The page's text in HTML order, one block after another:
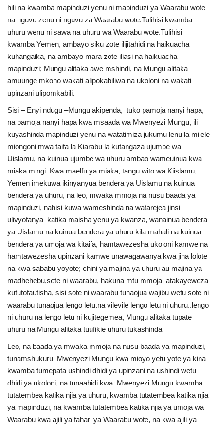
hili na kwamba mapinduzi yenu ni mapinduzi ya Waarabu wote
na nguvu zenu ni nguvu za Waarabu wote.Tulihisi kwamba
uhuru wenu ni sawa na uhuru wa Waarabu wote.Tulihisi
kwamba Yemen, ambayo siku zote ilijitahidi na haikuacha
kuhangaika, na ambayo mara zote iliasi na haikuacha
mapinduzi; Mungu alitaka awe mshindi, na Mungu alitaka
amuunge mkono wakati alipokabiliwa na ukoloni na wakati
upinzani ulipomkabili.
Sisi – Enyi ndugu –Mungu akipenda, tuko pamoja nanyi hapa,
na pamoja nanyi hapa kwa msaada wa Mwenyezi Mungu, ili
kuyashinda mapinduzi yenu na watatimiza jukumu lenu la milele
miongoni mwa taifa la Kiarabu la kutangaza ujumbe wa
Uislamu, na kuinua ujumbe wa uhuru ambao wameuinua kwa
miaka mingi. Kwa maelfu ya miaka, tangu wito wa Kiislamu,
Yemen imekuwa ikinyanyua bendera ya Uislamu na kuinua
bendera ya uhuru, na leo, mwaka mmoja na nusu baada ya
mapinduzi, nahisi kuwa wameshinda na watarejea jinsi
ulivyofanya katika maisha yenu ya kwanza, wanainua bendera
ya Uislamu na kuinua bendera ya uhuru kila mahali na kuinua
bendera ya umoja wa kitaifa, hamtawezesha ukoloni kamwe na
hamtawezesha upinzani kamwe unawagawanya kwa jina lolote
na kwa sababu yoyote; chini ya majina ya uhuru au majina ya
madhehebu,sote ni waarabu, hakuna mtu mmoja atakayeweza
kututofautisha, sisi sote ni waarabu tunaojua wajibu wetu sote ni
waarabu tunaojua lengo letu,na vilevile lengo letu ni uhuru..lengo
ni uhuru na lengo letu ni kujitegemea, Mungu alitaka tupate
uhuru na Mungu alitaka tuufikie uhuru tukashinda.
Leo, na baada ya mwaka mmoja na nusu baada ya mapinduzi,
tunamshukuru Mwenyezi Mungu kwa mioyo yetu yote ya kina
kwamba tumepata ushindi dhidi ya upinzani na ushindi wetu
dhidi ya ukoloni, na tunaahidi kwa Mwenyezi Mungu kwamba
tutatembea katika njia ya uhuru, kwamba tutatembea katika njia
ya mapinduzi, na kwamba tutatembea katika njia ya umoja wa
Waarabu kwa ajili ya fahari ya Waarabu wote, na kwa ajili ya